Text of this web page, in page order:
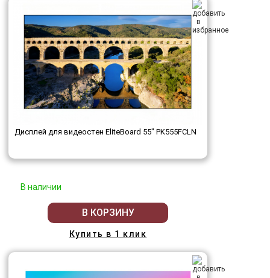
Дисплей для видеостен EliteBoard 55" PK555FCLN
В наличии
В КОРЗИНУ
Купить в 1 клик